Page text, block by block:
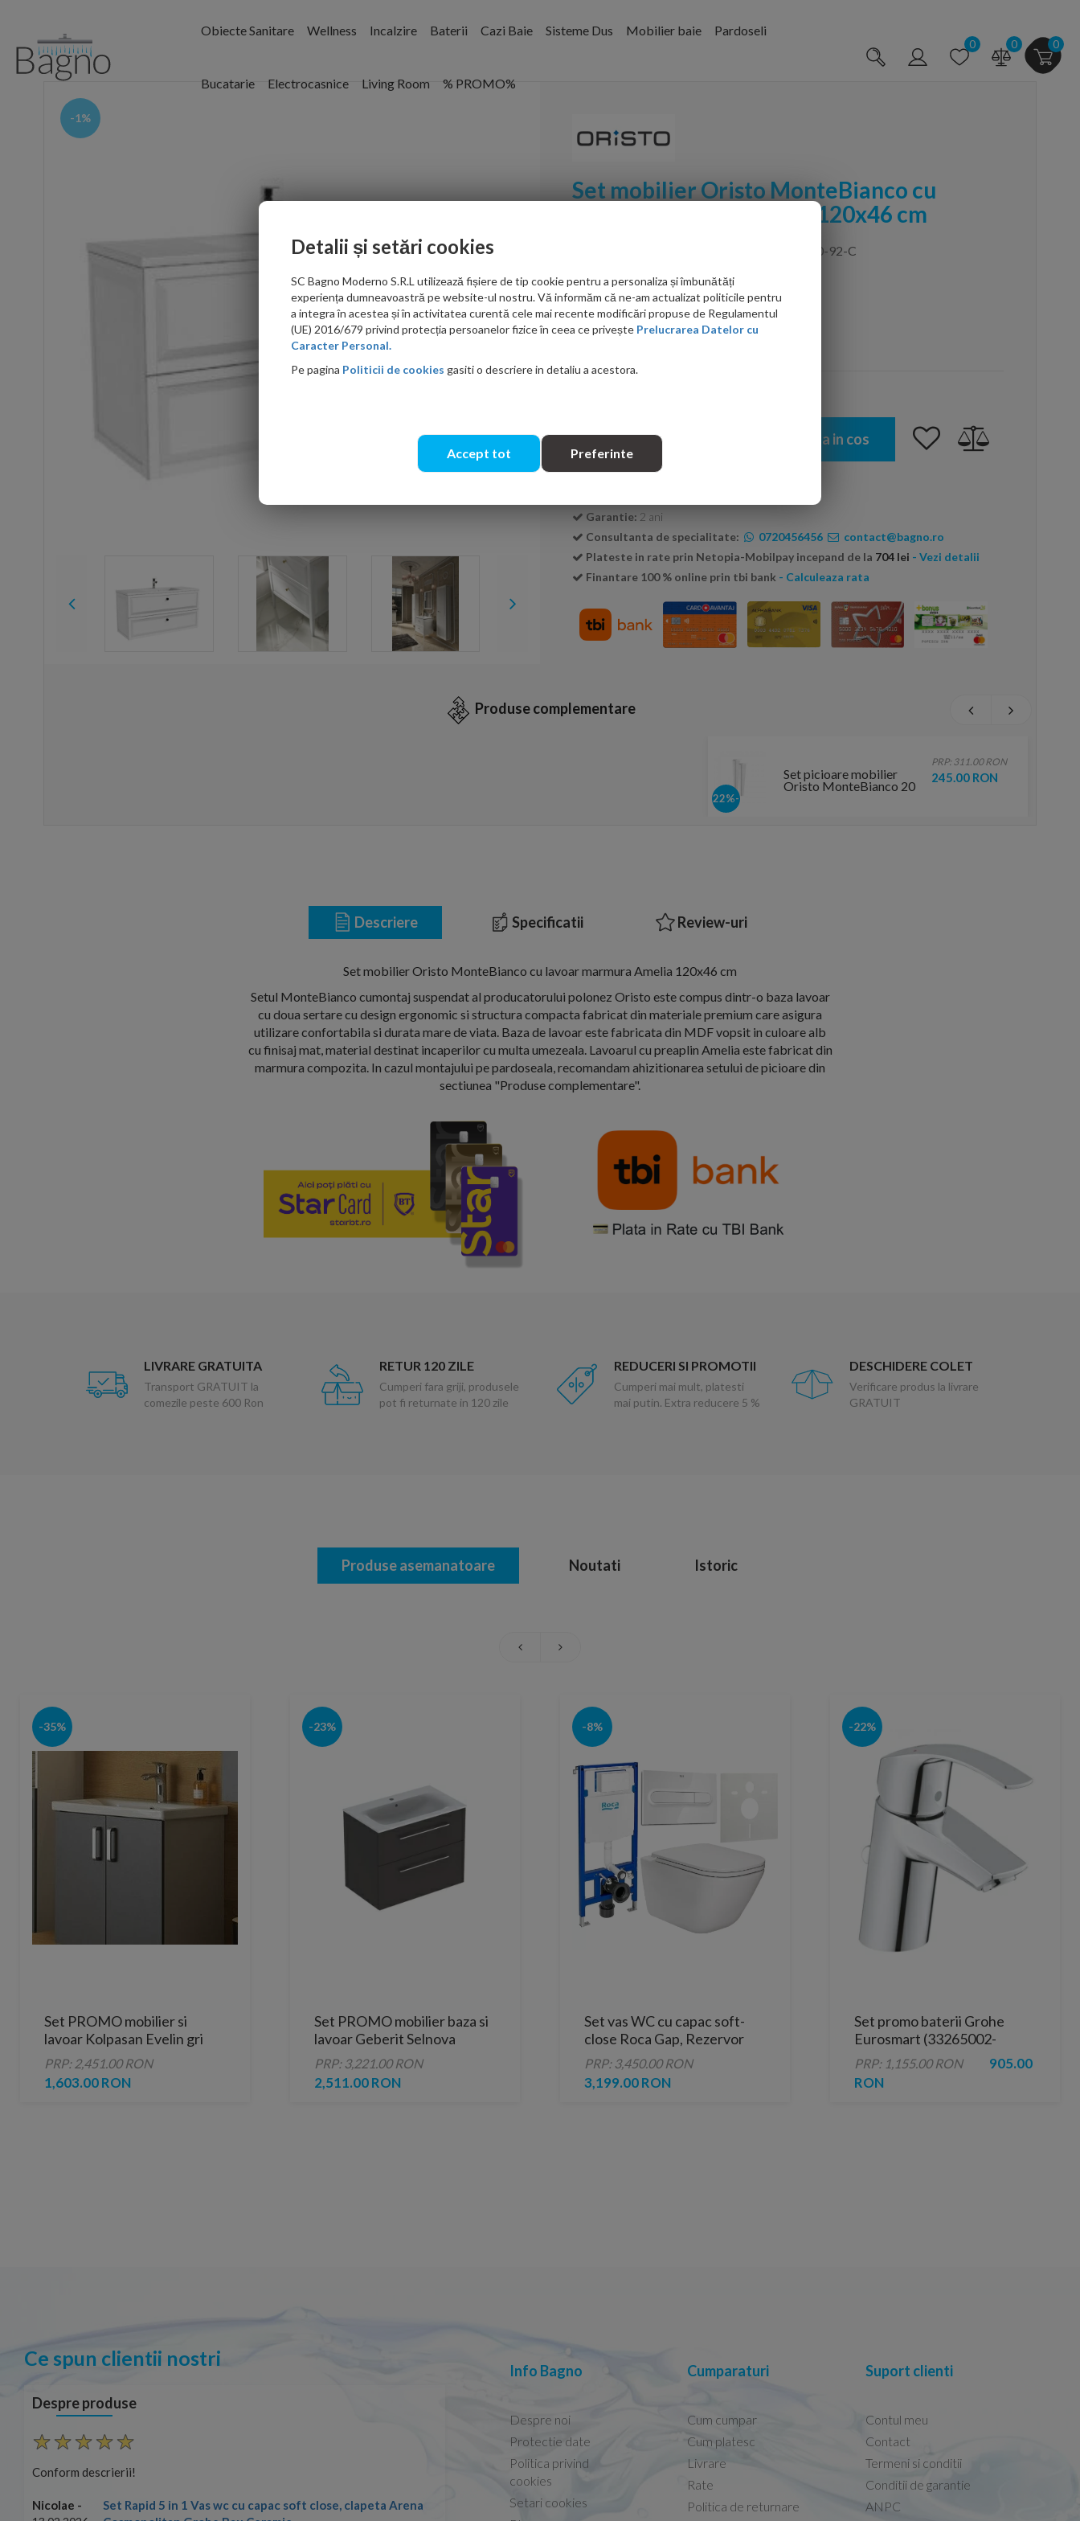
Obiecte Sanitare Wellness Incalzire Baterii Cazi Baie Sisteme Dus Mobilier baie Pardoseli
Bucatarie Electrocasnice Living Room % PROMO%
0 0 0
-1%
Set mobilier Oristo MonteBianco cu
lavoar marmura Amelia 120x46 cm
ORS47-SD2S-120-2,ORSUME-AM-120-92-C
PRP: 4,230.00 RON
4,225.00 RON
Cantitate: Adauga in cos
Garantie: 2 ani
Consultanta de specialitate:
0720456456
contact@bagno.ro
Plateste in rate prin Netopia-Mobilpay incepand de la 704 lei - Vezi detalii
Finantare 100 % online prin tbi bank - Calculeaza rata
Produse complementare
-22%
Set picioare mobilier
Oristo MonteBianco 20
PRP: 311.00 RON
245.00 RON
Descriere Specificatii Review-uri
Set mobilier Oristo MonteBianco cu lavoar marmura Amelia 120x46 cm
Setul MonteBianco cumontaj suspendat al producatorului polonez Oristo este compus dintr-o baza lavoar
cu doua sertare cu design ergonomic si structura compacta fabricat din materiale premium care asigura
utilizare confortabila si durata mare de viata. Baza de lavoar este fabricata din MDF vopsit in culoare alb
cu finisaj mat, material destinat incaperilor cu multa umezeala. Lavoarul cu preaplin Amelia este fabricat din
marmura compozita. In cazul montajului pe pardoseala, recomandam ahizitionarea setului de picioare din
sectiunea "Produse complementare".
LIVRARE GRATUITA
Transport GRATUIT la
comezile peste 600 Ron
RETUR 120 ZILE
Cumperi fara griji, produsele
pot fi returnate in 120 zile
REDUCERI SI PROMOTII
Cumperi mai mult, platesti
mai putin. Extra reducere 5 %
DESCHIDERE COLET
Verificare produs la livrare
GRATUIT
Produse asemanatoare Noutati Istoric
-35%
Set PROMO mobilier si
lavoar Kolpasan Evelin gri
80x44xH65 cm
PRP: 2,451.00 RON
1,603.00 RON
-23%
Set PROMO mobilier baza si
lavoar Geberit Selnova
Square 78,8x48xH63,5 cm
antracit
PRP: 3,221.00 RON
2,511.00 RON
-8%
Set vas WC cu capac soft-
close Roca Gap, Rezervor
incastrat si clapeta Roca
Duplo One, Garnitura de
izolare fonica
PRP: 3,450.00 RON
3,199.00 RON
-22%
Set promo baterii Grohe
Eurosmart (33265002-
33300002)
PRP: 1,155.00 RON
905.00
RON
Ce spun clientii nostri
Despre produse
Conform descrierii!
Nicolae -
Set Rapid 5 in 1 Vas wc cu capac soft close, clapeta Arena
Conform descrierii!
13.02.2026
Capacele Grohe sunt de bună calitate și se
Marius -08.02.2026
Info Bagno
Despre noi
Protectie date
Politica privind
cookies
Setari cookies
Cumparaturi
Cum cumpar
Cum platesc
Livrare
Rate
Politica de returnare
Suport clienti
Contul meu
Contact
Termeni si conditii
Conditii de garantie
ANPC
Detalii și setări cookies
SC Bagno Moderno S.R.L utilizează fișiere de tip cookie pentru a personaliza și îmbunătăți
experiența dumneavoastră pe website-ul nostru. Vă informăm că ne-am actualizat politicile pentru
a integra în acestea și în activitatea curentă cele mai recente modificări propuse de Regulamentul
(UE) 2016/679 privind protecția persoanelor fizice în ceea ce privește Prelucrarea Datelor cu
Caracter Personal.
Pe pagina Politicii de cookies gasiti o descriere in detaliu a acestora.
Accept tot Preferinte